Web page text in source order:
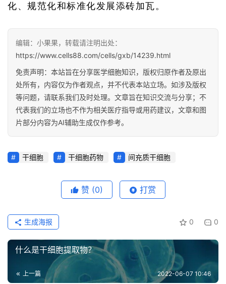
化、规范化和标准化发展添砖加瓦。
编辑：小果果，转载请注明出处：
https://www.cells88.com/cells/gxb/14239.html
免责声明：本站旨在分享医学细胞知识，版权归原作者及原出
处所有，内容仅为作者观点，并不代表本站立场。如涉及版权
等问题，请联系我们及时处理。文章旨在知识交流与分享；不
代表我们的立场也不作为相关医疗指导或用药建议，文章和图
片部分内容为AI辅助生成仅作参考。
干细胞 干细胞药物 间充质干细胞
赞 (0) 打赏
0 0
生成海报
什么是干细胞提取物？
上一篇 2022-06-07 10:46